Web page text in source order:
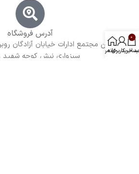
آدرس فروشگاه
ورامین مجتمع ادارات خیابان آزادگان
سبزواری نبش کوچه شهید
0
خرید
کاربری من
خانه